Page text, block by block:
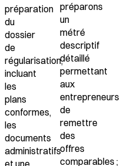
préparation
du
dossier
de
régularisation,
incluant
les
plans
conformes,
les
documents
administratifs
préparons
un
métré
descriptif
détaillé
permettant
aux
entrepreneurs
de
remettre
des
offres
comparables ;